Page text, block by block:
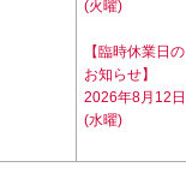
(火曜)
【臨時休業日の
お知らせ】
2026年8月12日
(水曜)